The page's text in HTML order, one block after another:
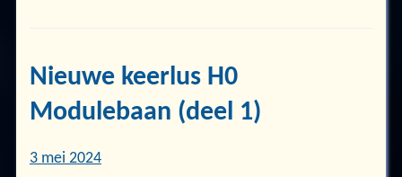
Nieuwe keerlus H0
Modulebaan (deel 1)
3 mei 2024